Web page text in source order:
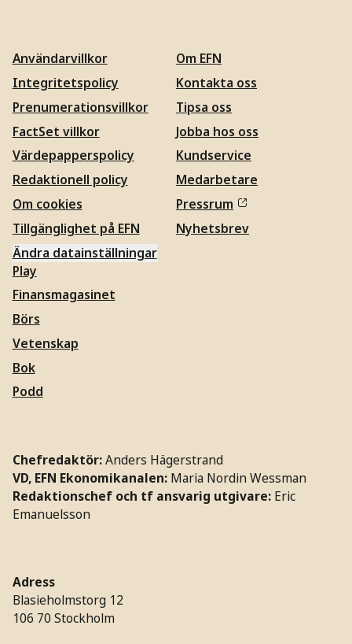
Användarvillkor
Integritetspolicy
Prenumerationsvillkor
FactSet villkor
Värdepapperspolicy
Redaktionell policy
Om cookies
Tillgänglighet på EFN
Ändra datainställningar
Om EFN
Kontakta oss
Tipsa oss
Jobba hos oss
Kundservice
Medarbetare
Pressrum
Nyhetsbrev
Play
Finansmagasinet
Börs
Vetenskap
Bok
Podd
Chefredaktör:Anders Hägerstrand
VD, EFN Ekonomikanalen: Maria Nordin Wessman
Redaktionschef och tf ansvarig utgivare: Eric
Emanuelsson
Adress
Blasieholmstorg 12
106 70 Stockholm